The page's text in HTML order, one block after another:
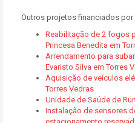
Outros projetos financiados por
Reabilitação de 2 fogos
Princesa Benedita em
Arrendamento para
Evaristo Silva em Torres
Aquisição de veículos
Torres Vedras
Unidade de Saúde de
Instalação de sensores